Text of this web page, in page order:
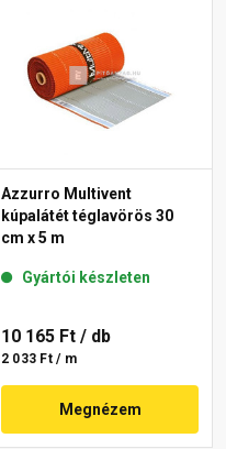
Azzurro Multivent
kúpalátét téglavörös 30
cm x 5 m
Gyártói készleten
10 165 Ft / db
2 033 Ft / m
Megnézem